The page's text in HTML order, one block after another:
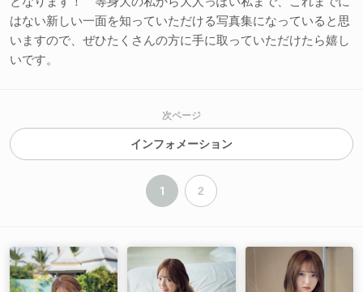
はない新しい一面を知っていただける写真集になっていると思
いますので、ぜひたくさんの方に手に取っていただけたら嬉し
いです。
次ページ
インフォメーション
1 2